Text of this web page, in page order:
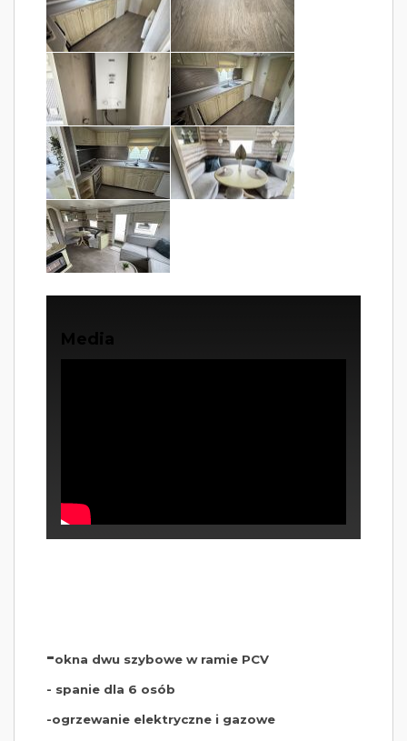
-okna dwu szybowe w ramie PCV
- spanie dla 6 osób
-ogrzewanie elektryczne i gazowe